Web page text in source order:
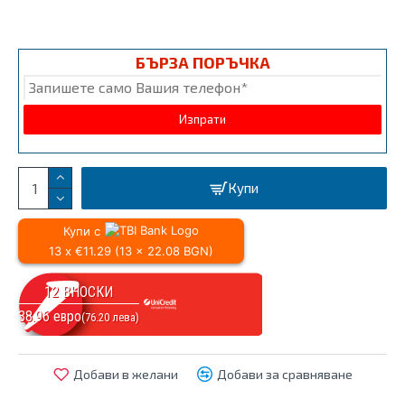
БЪРЗА ПОРЪЧКА
Купи
Купи с
13 x €11.29 (13 x 22.08 BGN)
12 ВНОСКИ
38.96евро(76.20лева)
Добави в желани Добави за сравняване